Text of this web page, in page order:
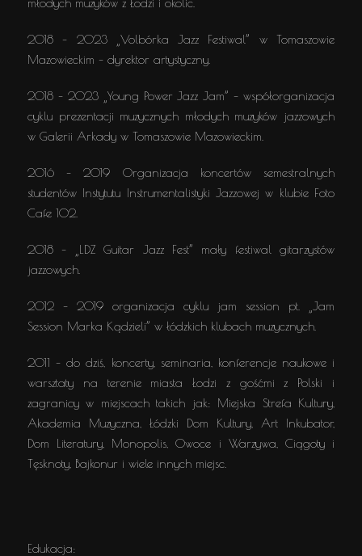
młodych muzyków z Łodzi i okolic.
2018 – 2023 „Volbórka Jazz Festiwal” w Tomaszowie
Mazowieckim – dyrektor artystyczny.
2018 – 2023 „Young Power Jazz Jam” – współorganizacja
cyklu prezentacji muzycznych młodych muzyków jazzowych
w Galerii Arkady w Tomaszowie Mazowieckim.
2016 – 2019 Organizacja koncertów semestralnych
studentów Instytutu Instrumentalistyki Jazzowej w klubie Foto
Cafe 102.
2018 – „LDZ Guitar Jazz Fest” mały festiwal gitarzystów
jazzowych.
2012 – 2019 organizacja cyklu jam session pt. „Jam
Session Marka Kądzieli” w łódzkich klubach muzycznych.
2011 – do dziś, koncerty, seminaria, konferencje naukowe i
warsztaty na terenie miasta Łodzi z gośćmi z Polski i
zagranicy w miejscach takich jak: Miejska Strefa Kultury,
Akademia Muzyczna, Łódzki Dom Kultury, Art Inkubator,
Dom Literatury, Monopolis, Owoce i Warzywa, Ciągoty i
Tęsknoty, Bajkonur i wiele innych miejsc.
Edukacja: